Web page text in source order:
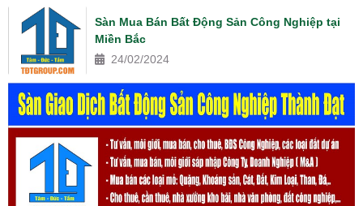
Sàn Mua Bán Bất Động Sản Công Nghiệp tại
Miền Bắc
24/02/2024